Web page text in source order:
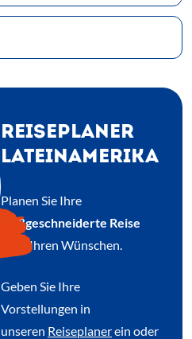
REISEPLANER
LATEINAMERIKA
Planen Sie Ihre
maßgeschneiderte Reise
nach Ihren Wünschen.
Geben Sie Ihre
Vorstellungen in
unseren Reiseplanerein oder